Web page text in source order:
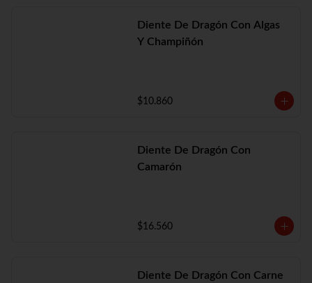
Diente De Dragón Con Algas
Y Champiñón
$10.860
Diente De Dragón Con
Camarón
$16.560
Diente De Dragón Con Carne